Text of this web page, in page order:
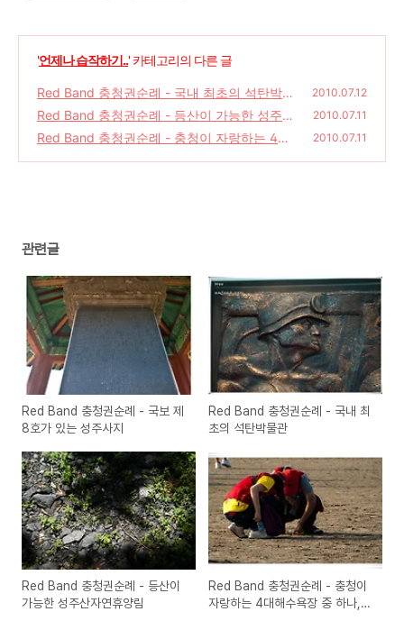
'언제나 습작하기..' 카테고리의 다른 글
Red Band 충청권순례 - 국내 최초의 석탄박물
관
(4)
2010.07.12
Red Band 충청권순례 - 등산이 가능한 성주산
자연휴양림
(6)
2010.07.11
Red Band 충청권순례 - 충청이 자랑하는 4대
2010.07.11
관련글
Red Band 충청권순례 - 국보 제
8호가 있는 성주사지
Red Band 충청권순례 - 국내 최
초의 석탄박물관
Red Band 충청권순례 - 등산이
가능한 성주산자연휴양림
Red Band 충청권순례 - 충청이
자랑하는 4대해수욕장 중 하나,